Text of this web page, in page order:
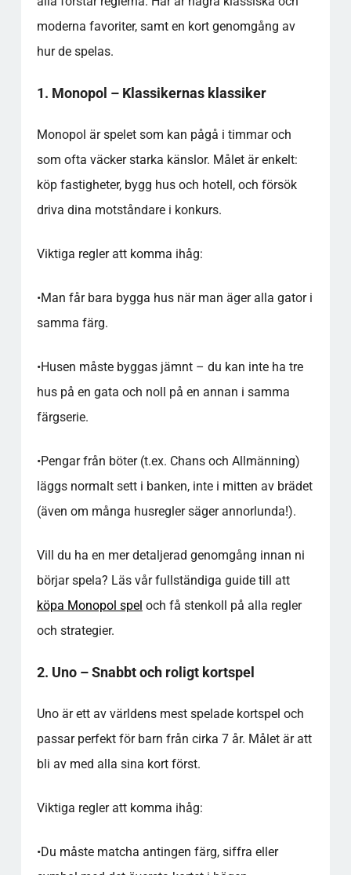
moderna favoriter, samt en kort genomgång av
hur de spelas.
1. Monopol – Klassikernas klassiker
Monopol är spelet som kan pågå i timmar och
som ofta väcker starka känslor. Målet är enkelt:
köp fastigheter, bygg hus och hotell, och försök
driva dina motståndare i konkurs.
Viktiga regler att komma ihåg:
•Man får bara bygga hus när man äger alla gator i
samma färg.
•Husen måste byggas jämnt – du kan inte ha tre
hus på en gata och noll på en annan i samma
färgserie.
•Pengar från böter (t.ex. Chans och Allmänning)
läggs normalt sett i banken, inte i mitten av brädet
(även om många husregler säger annorlunda!).
Vill du ha en mer detaljerad genomgång innan ni
börjar spela? Läs vår fullständiga guide till att
köpa Monopol spel och få stenkoll på alla regler
och strategier.
2. Uno – Snabbt och roligt kortspel
Uno är ett av världens mest spelade kortspel och
passar perfekt för barn från cirka 7 år. Målet är att
bli av med alla sina kort först.
Viktiga regler att komma ihåg:
•Du måste matcha antingen färg, siffra eller